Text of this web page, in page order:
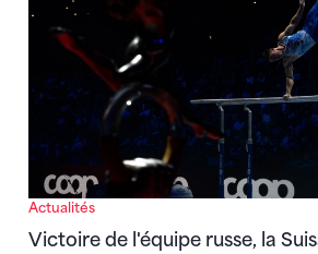
Actualités
Victoire de l'équipe russe, la